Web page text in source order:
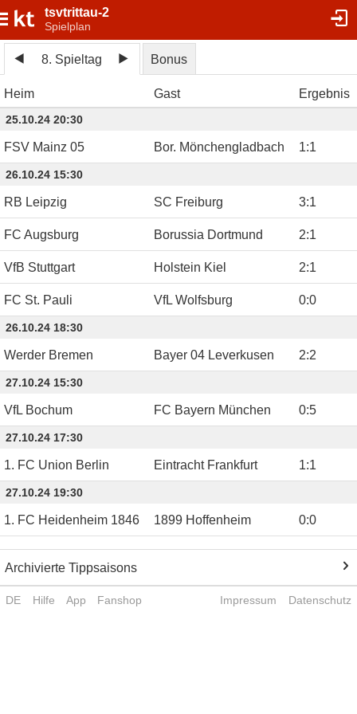
tsvtrittau-2
Spielplan
8. Spieltag Bonus
Heim Gast Ergebnis
25.10.24 20:30
FSV Mainz 05 Bor. Mönchengladbach 1:1
26.10.24 15:30
RB Leipzig SC Freiburg 3:1
FC Augsburg Borussia Dortmund 2:1
VfB Stuttgart Holstein Kiel 2:1
FC St. Pauli VfL Wolfsburg 0:0
26.10.24 18:30
Werder Bremen Bayer 04 Leverkusen 2:2
27.10.24 15:30
VfL Bochum FC Bayern München 0:5
27.10.24 17:30
1. FC Union Berlin Eintracht Frankfurt 1:1
27.10.24 19:30
1. FC Heidenheim 1846 1899 Hoffenheim 0:0
Archivierte Tippsaisons
DE Hilfe App Fanshop Impressum Datenschutz